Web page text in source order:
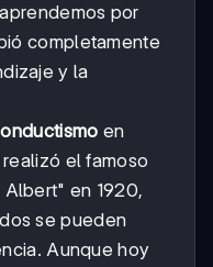
por
completamente
y la
en
el famoso
en 1920,
se pueden
Aunque hoy